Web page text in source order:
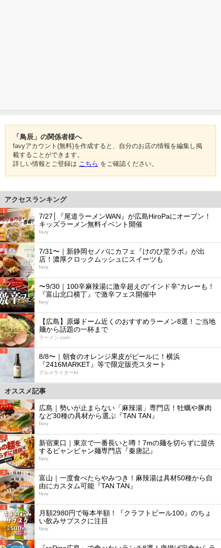
「鳥辰」の関係者様へ
favyアカウント(無料)を作成すると、自分のお店の情報を編集し掲
載することができます。
詳しい情報とご登録は こちら をご確認ください。
アクセスランキング
1
7/27│『尾道ラーメンWAN』が広島HiroPaにオープン！
キッズラーメン無料イベント開催
favy
2
7/31〜｜新静岡セノバにカフェ『けのひ堂ラボ』が出
店！濃厚クロックムッシュにスイーツも
favy
3
〜9/30｜100辛麻辣湯に激辛超えの“インド辛”カレーも！
『富山北口横丁』で激辛フェス開催中
favy
4
【広島】原爆ドーム近くのおすすめラーメン8選！ご当地
麺から話題の一杯まで
ラーメン.com
5
8/8〜｜朝食のオレンジ果皮がビールに！横浜
『2416MARKET』等で限定販売スタート
グルメライターAI
オススメ記事
1
広島｜勢いが止まらない「麻辣湯」専門店！牡蠣や豚肉
など30種の具材から選ぶ『TAN TAN』
favy
2
新宿東口｜東京で一番長いと噂！7mの麺を切らずに提供
するビャンビャン麺専門店『秦唐記』
favy
3
富山｜一度食べたらやみつき！麻辣湯は具材50種から自
由にカスタム可能『TAN TAN』
favy
4
月額2980円で毎本半額！『クラフトビール100』のちょ
い飲みサブスクに注目
favy
5